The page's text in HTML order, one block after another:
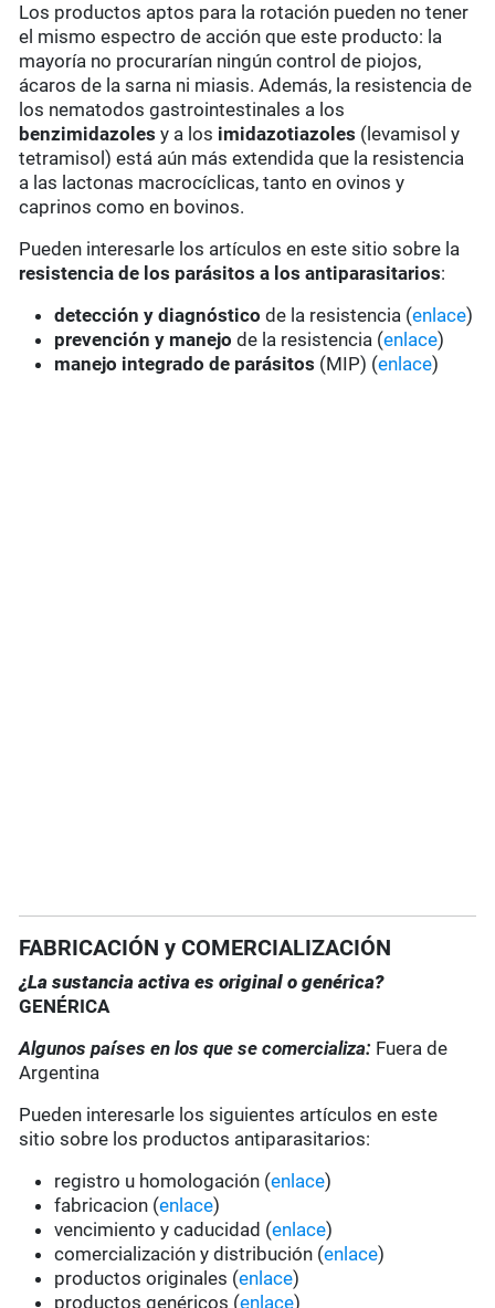
Los productos aptos para la rotación pueden no tener
el mismo espectro de acción que este producto: la
mayoría no procurarían ningún control de piojos,
ácaros de la sarna ni miasis. Además, la resistencia de
los nematodos gastrointestinales a los
benzimidazoles y a los imidazotiazoles (levamisol y
tetramisol) está aún más extendida que la resistencia
a las lactonas macrocíclicas, tanto en ovinos y
caprinos como en bovinos.
Pueden interesarle los artículos en este sitio sobre la
resistencia de los parásitos a los antiparasitarios:
detección y diagnóstico de la resistencia (enlace)
prevención y manejo de la resistencia (enlace)
manejo integrado de parásitos (MIP) (enlace)
FABRICACIÓN y COMERCIALIZACIÓN
¿La sustancia activa es original o genérica?
GENÉRICA
Algunos países en los que se comercializa: Fuera de
Argentina
Pueden interesarle los siguientes artículos en este
sitio sobre los productos antiparasitarios:
registro u homologación (enlace)
fabricacion (enlace)
vencimiento y caducidad (enlace)
comercialización y distribución (enlace)
productos originales (enlace)
productos genéricos (enlace)